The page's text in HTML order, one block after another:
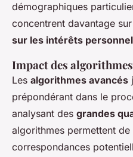
démographiques
concentrent davantage
sur les intérêts
Impact des
Les algorithmes avancés
prépondérant dans le
analysant des grandes
algorithmes permettent
correspondances